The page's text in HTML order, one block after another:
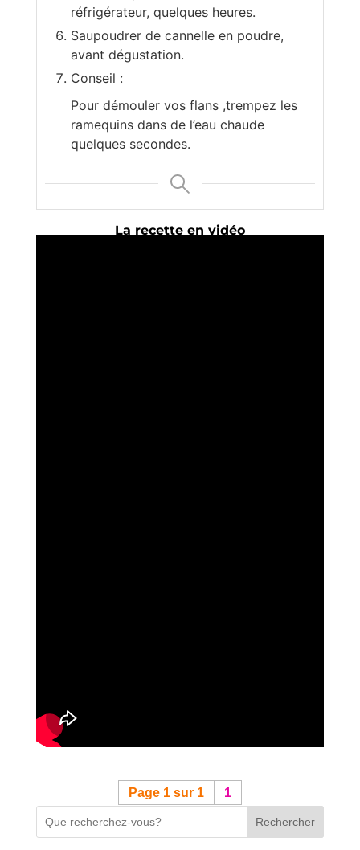
réfrigérateur, quelques heures.
Saupoudrer de cannelle en poudre,
avant dégustation.
Conseil :
Pour démouler vos flans ,trempez les
ramequins dans de l’eau chaude
quelques secondes.
La recette en vidéo
Page 1 sur 1 1
Rechercher